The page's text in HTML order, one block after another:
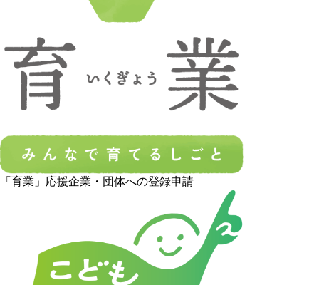
「育業」応援企業・団体への登録申請